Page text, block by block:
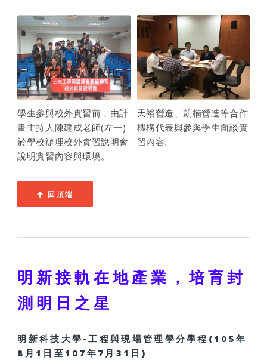
學生參與校外實習前，由計
畫主持人陳建成老師(左一)
於學校辦理校外實習說明會
說明實習內容與環境。
天裕營造、凱楠營造等合作
機構代表與參與學生面談實
習內容。
回頂端
明新接軌在地產業，培育封
測明日之星
明新科技大學-工程與現場管理學分學程(105年
8月1日至107年7月31日)